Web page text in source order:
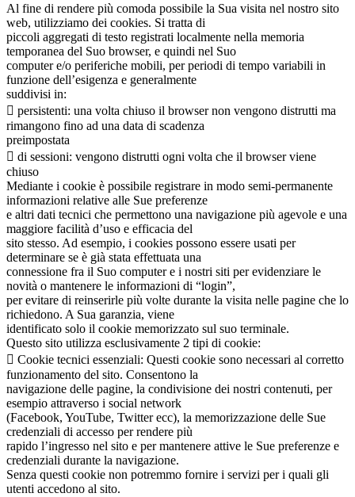
Al fine di rendere più comoda possibile la Sua visita nel nostro sito
web, utilizziamo dei cookies. Si tratta di
piccoli aggregati di testo registrati localmente nella memoria
temporanea del Suo browser, e quindi nel Suo
computer e/o periferiche mobili, per periodi di tempo variabili in
funzione dell’esigenza e generalmente
suddivisi in:
 persistenti: una volta chiuso il browser non vengono distrutti ma
rimangono fino ad una data di scadenza
preimpostata
 di sessioni: vengono distrutti ogni volta che il browser viene
chiuso
Mediante i cookie è possibile registrare in modo semi-permanente
informazioni relative alle Sue preferenze
e altri dati tecnici che permettono una navigazione più agevole e una
maggiore facilità d’uso e efficacia del
sito stesso. Ad esempio, i cookies possono essere usati per
determinare se è già stata effettuata una
connessione fra il Suo computer e i nostri siti per evidenziare le
novità o mantenere le informazioni di “login”,
per evitare di reinserirle più volte durante la visita nelle pagine che lo
richiedono. A Sua garanzia, viene
identificato solo il cookie memorizzato sul suo terminale.
Questo sito utilizza esclusivamente 2 tipi di cookie:
 Cookie tecnici essenziali: Questi cookie sono necessari al corretto
funzionamento del sito. Consentono la
navigazione delle pagine, la condivisione dei nostri contenuti, per
esempio attraverso i social network
(Facebook, YouTube, Twitter ecc), la memorizzazione delle Sue
credenziali di accesso per rendere più
rapido l’ingresso nel sito e per mantenere attive le Sue preferenze e
credenziali durante la navigazione.
Senza questi cookie non potremmo fornire i servizi per i quali gli
utenti accedono al sito.